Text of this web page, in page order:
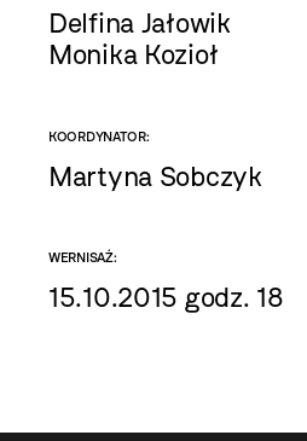
Delfina Jałowik
Monika Kozioł
KOORDYNATOR:
Martyna Sobczyk
WERNISAŻ:
15.10.2015 godz. 18